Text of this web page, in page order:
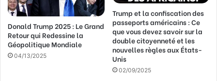
s
s
e
E
m
a
Donald Trump 2025 : Le Grand
Retour qui Redessine la
Géopolitique Mondiale
04/13/2025
Trump et la confiscation des
passeports américains : Ce
que vous devez savoir sur la
double citoyenneté et les
nouvelles règles aux États-
Unis
02/09/2025